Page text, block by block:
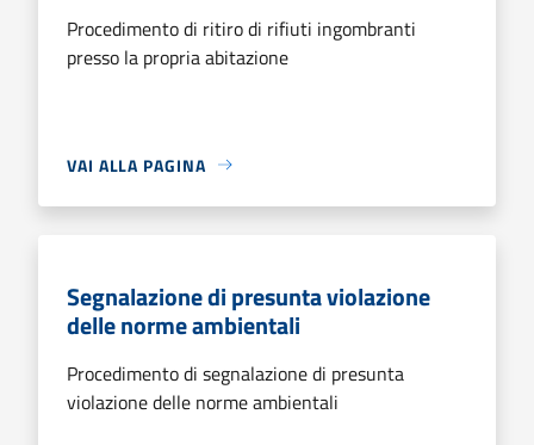
Procedimento di ritiro di rifiuti ingombranti
presso la propria abitazione
VAI ALLA PAGINA
Segnalazione di presunta violazione
delle norme ambientali
Procedimento di segnalazione di presunta
violazione delle norme ambientali